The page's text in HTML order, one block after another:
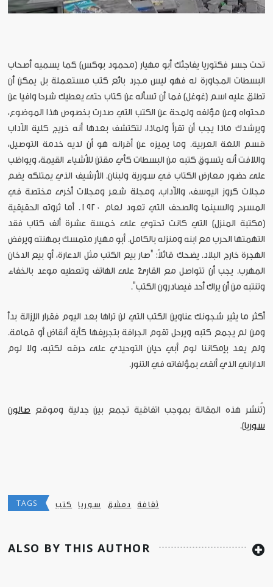
تحت جسر فكتوريا يفاجئك أبو مهيار (محمود بوكس) كما يسميه أصحاب
البسطات المجاورة له فهو ليس مجرد بائع كتب مستعملة بل يمكن أن
تطلق عليه اسم (غوغل) فما أن تسأله عن كتاب حتى يعطيك شرحا وافيا عن
محتواه وعن مؤلفه ولمحة عن الكتب التي صدرت بخصوص هذا الموضوع،
ويرشدك ماذا يجب أن تقرأ ولماذا، لتكتشف بعدها أنه خريج كلية الآداب
قسم اللغة العربية. وما يميزه عن أقرانه هو أن لديه خدمة التوصيل،
واللافت أنه يتسوق كتبه من البسطات كأي مقتن للأشياء القيمة، ويواظب
على حضور معارض الكتاب في سورية ولبنان. الأرشيف الذي يمتلكه يضم
مجلات كروز اليوسف، والآداب، ومجلة شعر ومجلات أخرى مختصة في
المسرح والسينما والصحف التي تعود لعام ١٩٢٠. أما ثروته الحقيقية
(مكتبة المنزل) التي كانت تحتوي على خمسة عشرة ألف كتاب فقد
التهمتها الحرب مع ابنه ومنزله بالكامل. أبو مهيار متمسك بمهنته ويرفض
الهجرة خارج البلاد. يضحك قائلاً: "صار بيع الكتب مثل الدعارة، أو بيع الدخان
المهرب. يجب أن تتواصل مع القارئ على الهاتف وتعطيه موعد بالخفاء
وتنتبه من أن يراك أحد فيصادرون الكتب".
أكثر ما يثير شجونك عناوين الكتب التي لن تراها بعد اليوم فقرار الإزالة بدأ
ومن لم يجمع كتبه ويرحل تقوم الجرافة بتجريفها كأية أنقاض أو قمامة.
ولم يعد بإمكاننا لوم أبي حيان التوحيدي على حرقه لكتبه، ولا لوم
الداراني الذي ألقى بمؤلفاته في التنور.
[تُنشر هذه المقالة بموجب اتفاقية تجمع بين جدلية وموقع صالون
سوريا].
TAGS كتب سوريا دمشق ثقافة
ALSO BY THIS AUTHOR